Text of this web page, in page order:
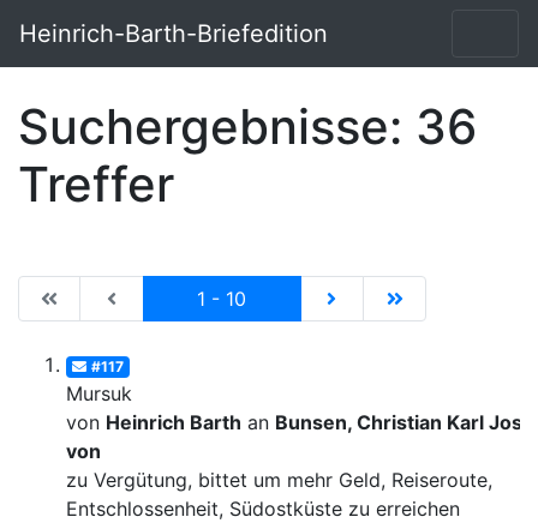
Heinrich-Barth-Briefedition
Suchergebnisse: 36
Treffer
|de:Erste Seite|en:First results page|
|de:Vorhergehende Seite|en:Previous results
1 - 10 |de:Nächste
|de:Letzte
#117
Mursuk
von Heinrich Barth an Bunsen, Christian Karl
von
zu Vergütung, bittet um mehr Geld, Reiseroute,
Entschlossenheit, Südostküste zu erreichen